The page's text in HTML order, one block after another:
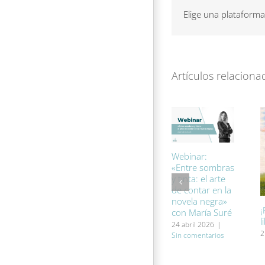
IV
Elige una
Artículos
Webinar:
«Entre sombras
y tinta: el arte
de contar en la
novela negra»
con María Suré
24 abril 2026 |
Sin comentarios